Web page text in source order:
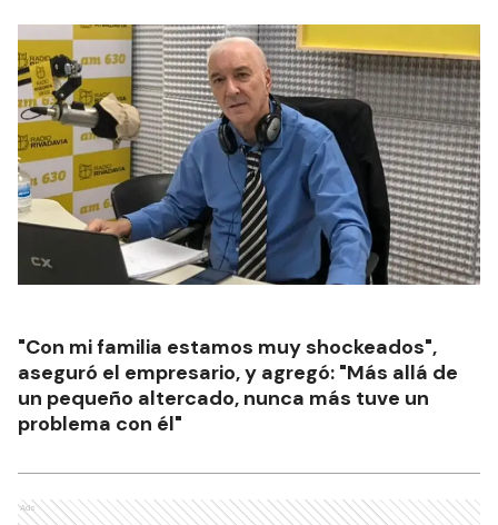
"Con mi familia estamos muy shockeados",
aseguró el empresario, y agregó: "Más allá de
un pequeño altercado, nunca más tuve un
problema con él"
Ads